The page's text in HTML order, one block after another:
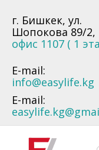
г. Бишкек, ул.
Шопокова 89/2,
офис 1107 ( 1
E-mail:
info@easylife.kg
E-mail: